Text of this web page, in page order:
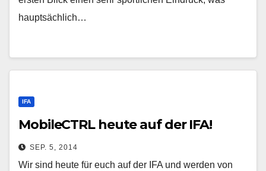
hauptsächlich…
IFA
MobileCTRL heute auf der IFA!
SEP. 5, 2014
Wir sind heute für euch auf der IFA und werden von